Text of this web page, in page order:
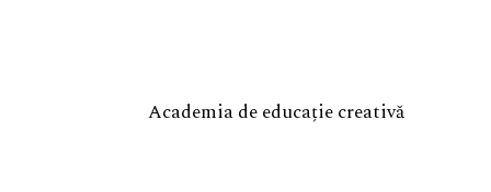
Academia de educație creativă